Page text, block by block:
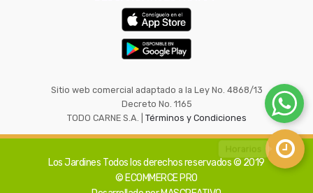
Sitio web comercial adaptado a la Ley No. 4868/13
Decreto No. 1165
TODO CARNE S.A. | Términos y Condiciones
Los Jardines Todos los derechos reservados © 2019
© ECOMMERCE PRO